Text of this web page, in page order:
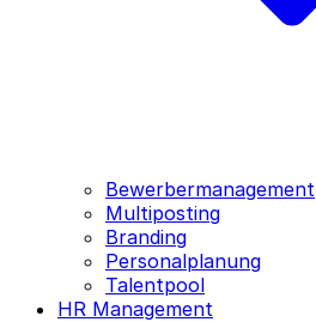
Bewerbermanagement
Multiposting
Branding
Personalplanung
Talentpool
HR Management